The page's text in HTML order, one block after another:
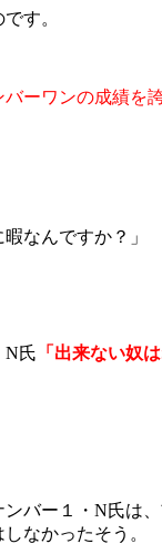
す。
バーワンの成績を
なんですか？」
N氏 「出来ない奴は
バー１・N氏は
なかったそう。